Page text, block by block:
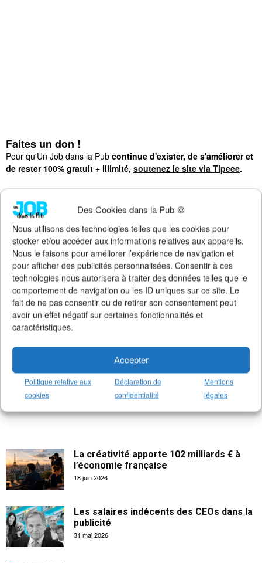
Des Cookies dans la Pub 🍪
Nous utilisons des technologies telles que les cookies pour
stocker et/ou accéder aux informations relatives aux appareils.
Nous le faisons pour améliorer l’expérience de navigation et
pour afficher des publicités personnalisées. Consentir à ces
technologies nous autorisera à traiter des données telles que le
comportement de navigation ou les ID uniques sur ce site. Le
fait de ne pas consentir ou de retirer son consentement peut
avoir un effet négatif sur certaines fonctionnalités et
caractéristiques.
Accepter
Politique relative aux
cookies
Déclaration de
confidentialité
Mentions
légales
Faites un don !
Pour qu'Un Job dans la Pub continue d'exister, de s'améliorer et
de rester 100% gratuit + illimité, soutenez le site via Tipeee.
Suivez l'actualité de l'emploi dans la
communication sur :
Notre groupe LinkedIn
Notre (nouvelle) page LinkedIn(+4K followers)
>Notre page Facebook(+5K fans)
Notre newsletter emploi(+3K abonnés)
>Notre compte Twitter(+5K followers)
La créativité apporte 102 milliards € à
l’économie française
18 juin 2026
Les salaires indécents des CEOs dans la
publicité
31 mai 2026